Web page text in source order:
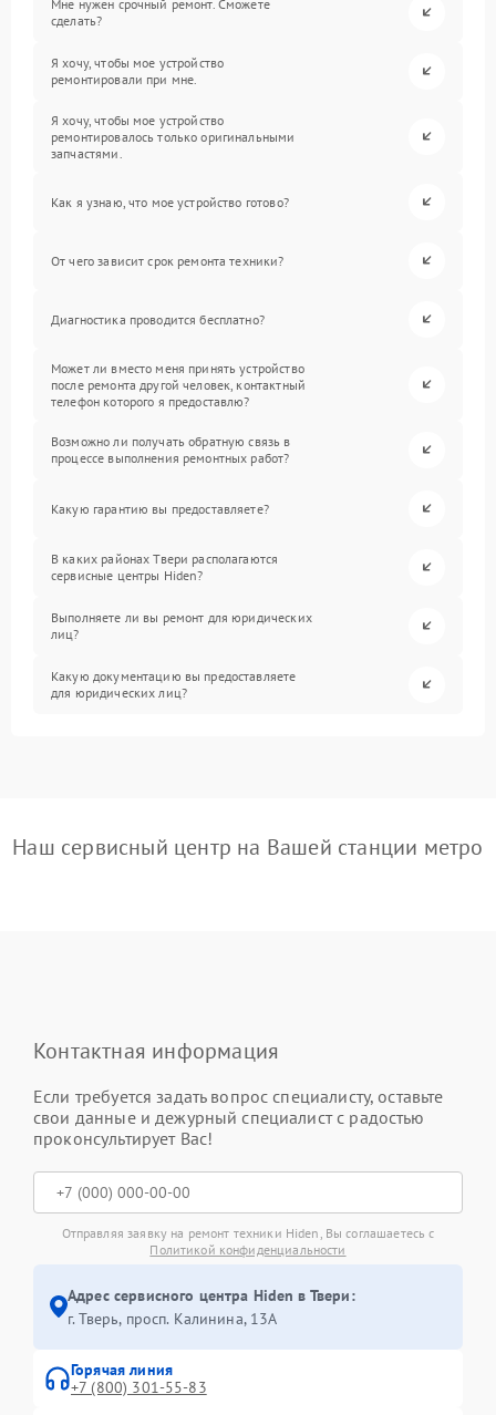
Мне нужен срочный ремонт. Сможете
сделать?
Я хочу, чтобы мое устройство
ремонтировали при мне.
Я хочу, чтобы мое устройство
ремонтировалось только оригинальными
запчастями.
Как я узнаю, что мое устройство готово?
От чего зависит срок ремонта техники?
Диагностика проводится бесплатно?
Может ли вместо меня принять устройство
после ремонта другой человек, контактный
телефон которого я предоставлю?
Возможно ли получать обратную связь в
процессе выполнения ремонтных работ?
Какую гарантию вы предоставляете?
В каких районах Твери располагаются
сервисные центры Hiden?
Выполняете ли вы ремонт для юридических
лиц?
Какую документацию вы предоставляете
для юридических лиц?
Наш сервисный центр на Вашей станции метро
Контактная информация
Если требуется задать вопрос специалисту, оставьте
свои данные и дежурный специалист с радостью
проконсультирует Вас!
Отправляя заявку на ремонт техники Hiden, Вы соглашаетесь с
Политикой конфиденциальности
Адрес сервисного центра Hiden в Твери:
г. Тверь, просп. Калинина, 13А
Горячая линия
+7 (800) 301-55-83